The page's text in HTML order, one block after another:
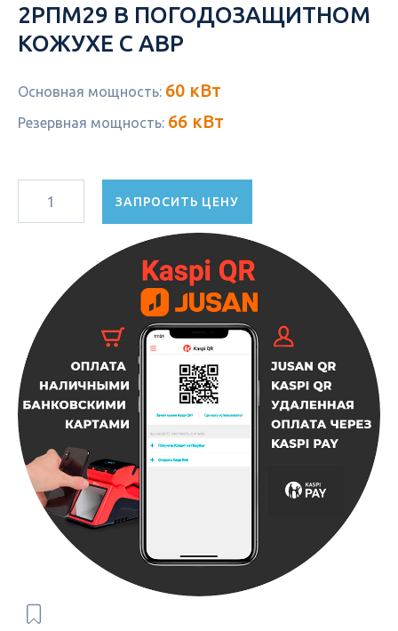
2РПМ29 В ПОГОДОЗАЩИТНОМ
КОЖУХЕ С АВР
Основная мощность: 60 кВт
Резервная мощность: 66 кВт
ЗАПРОСИТЬ ЦЕНУ